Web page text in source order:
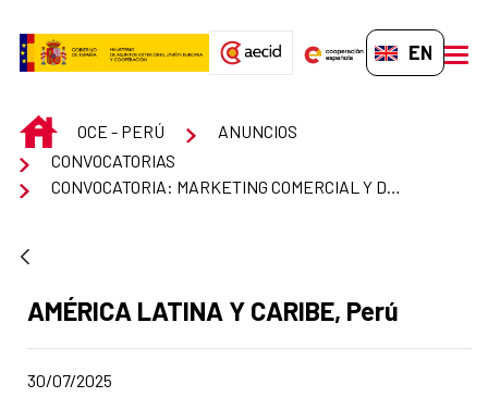
EN-GB
INICIOOCE - PERÚ
ANUNCIOS
CONVOCATORIAS
Ad section:
AMÉRICA LATINA Y CARIBE, Perú
Date of publication of the news item
30/07/2025